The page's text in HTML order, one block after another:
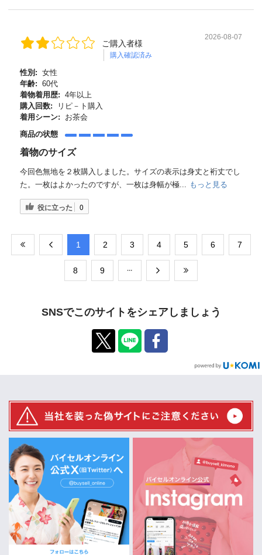
ご購入者様
購入確認済み
2026-08-07
性別: 女性
年齢: 60代
着物着用歴: 4年以上
購入回数:
リピ－ト購入
着用シーン:
お茶会
商品の状態
着物のサイズ
今回色無地を２枚購入しました。サイズの表示は身丈と裄丈でし
た。一枚はよかったのですが、一枚は身幅が極... もっと見る
役に立った 0
​1 ​2 ​3 ​4 ​5 ​6 ​7
​8 ​9
SNSでこのサイトをシェアしましょう